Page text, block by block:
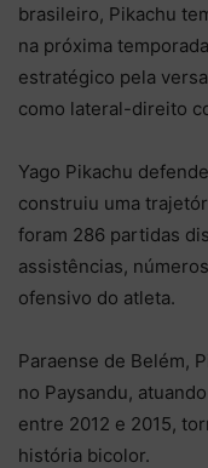
brasileiro, Pikachu
na próxima
estratégico pela
como lateral-direito
Yago Pikachu
construiu uma
foram 286 partidas
assistências,
ofensivo do atleta.
Paraense de Belém,
no Paysandu,
entre 2012 e 2015,
história bicolor.